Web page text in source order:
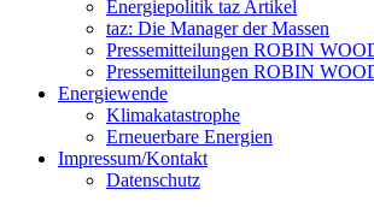
Energiepolitik taz Artikel
taz: Die Manager der Massen
Pressemitteilungen ROBIN
Pressemitteilungen ROBIN
Energiewende
Klimakatastrophe
Erneuerbare Energien
Impressum/Kontakt
Datenschutz